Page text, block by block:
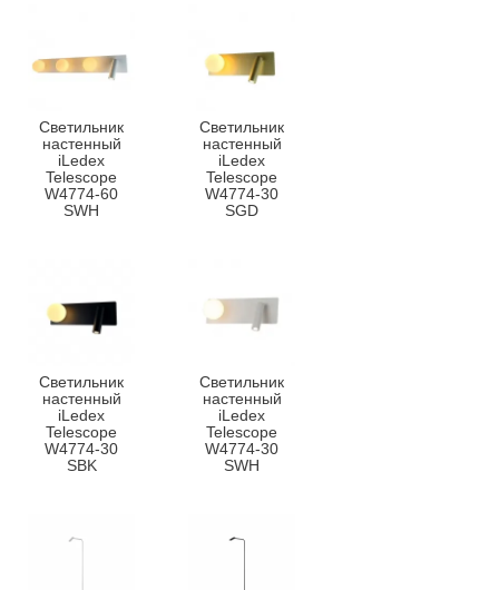
Светильник
настенный
iLedex
Telescope
W4774-60
SWH
Светильник
настенный
iLedex
Telescope
W4774-30
SGD
Светильник
настенный
iLedex
Telescope
W4774-30
SBK
Светильник
настенный
iLedex
Telescope
W4774-30
SWH